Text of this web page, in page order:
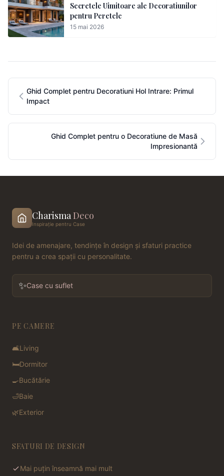
Secretele Uimitoare ale Decoratiunilor
pentru Peretele
15 mai 2026
Ghid Complet pentru Decoratiuni Hol Intrare: Primul
Impact
Ghid Complet pentru o Decoratiune de Masă
Impresionantă
Charisma Deco
Inspirație pentru Case
Idei de amenajare, tendințe în design și sfaturi practice
pentru a crea spații cu personalitate.
✨Case cu suflet
PE CAMERE
🛋️Living
🛏️Dormitor
🍳Bucătărie
🛁Baie
🌿Exterior
SFATURI DE DESIGN
Mai puțin înseamnă mai mult